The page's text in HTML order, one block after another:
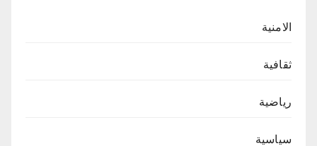
الامنية
ثقافية
رياضية
سياسية